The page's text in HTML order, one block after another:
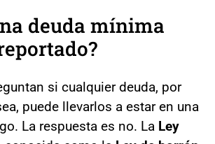
deuda mínima
si cualquier deuda, por
puede llevarlos a estar en una
La respuesta es no. La Ley